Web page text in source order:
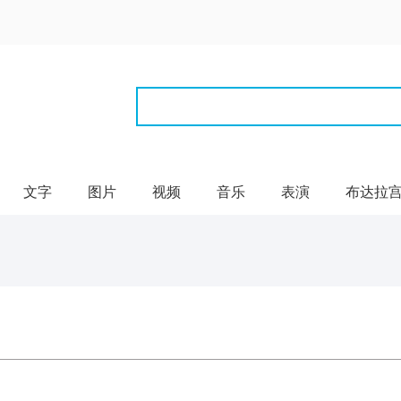
文字 图片 视频 音乐 表演 布达拉